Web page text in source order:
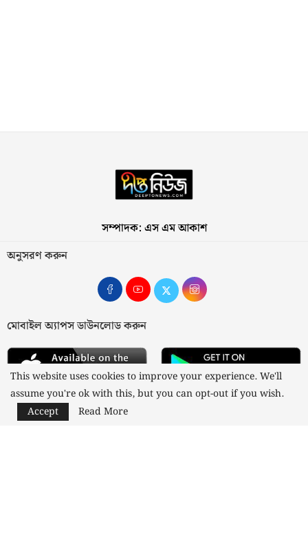
সম্পাদক: এস এম আকাশ
অনুসরণ করুন
মোবাইল অ্যাপস ডাউনলোড করুন
This website uses cookies to improve your experience. We'll
assume you're ok with this, but you can opt-out if you wish.
Accept
Read More